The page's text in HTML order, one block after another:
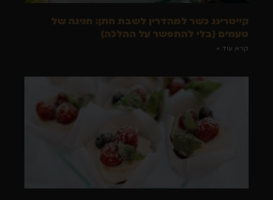
קייטרינג כשר למהדרין לשבת חתן: חגיגה של
טעמים (בלי להתפשר על ההלכה)
קרא עוד »